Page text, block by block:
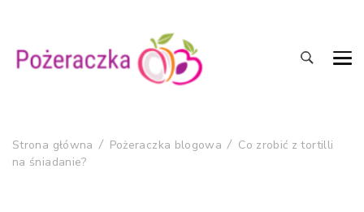
Strona główna Pożeraczka blogowa
Co zrobić z tortilli
na śniadanie?